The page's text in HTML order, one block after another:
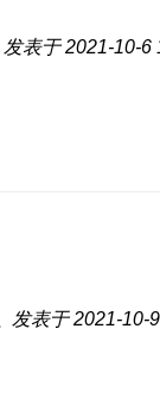
发表于 2021-10-6
发表于 2021-10-